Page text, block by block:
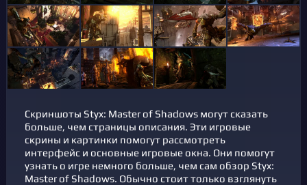
Скриншоты Styx: Master of Shadows могут сказать
больше, чем страницы описания. Эти игровые
скрины и картинки помогут рассмотреть
интерфейс и основные игровые окна. Они помогут
узнать о игре немного больше, чем сам обзор Styx:
Master of Shadows. Обычно стоит только взглянуть